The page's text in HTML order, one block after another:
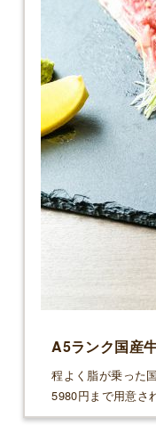
A5ランク国産
程よく脂が乗った
5980円まで用意さ